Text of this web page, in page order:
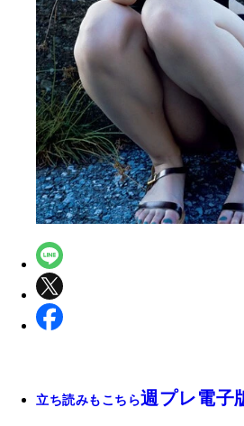
立ち読みもこちら週プレ電子